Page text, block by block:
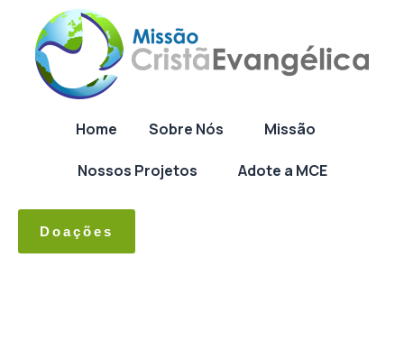
Home Sobre Nós Missão
Nossos Projetos Adote a MCE
Doações